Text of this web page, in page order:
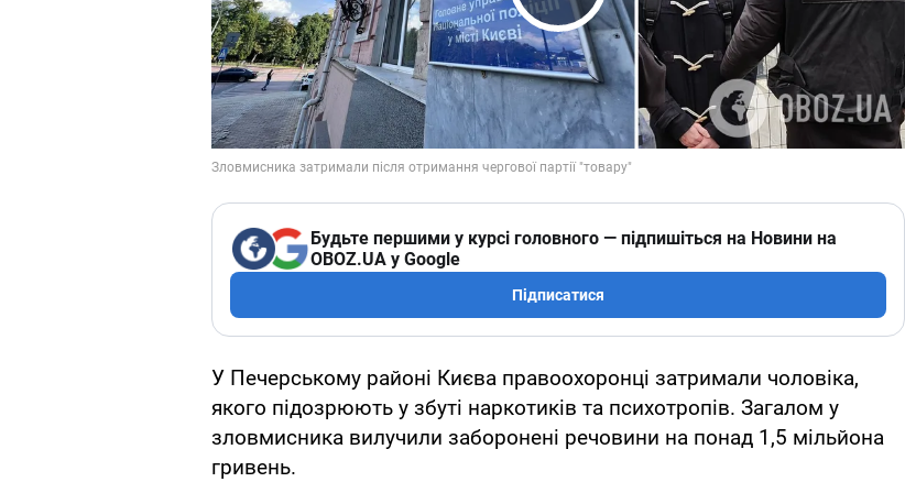
Play Video
Будьте першими у курсі головного — підпишіться на Новини на
OBOZ.UA у Google
Підписатися
У Печерському районі Києва правоохоронці затримали чоловіка,
якого підозрюють у збуті наркотиків та психотропів. Загалом у
зловмисника вилучили заборонені речовини на понад 1,5 мільйона
гривень.